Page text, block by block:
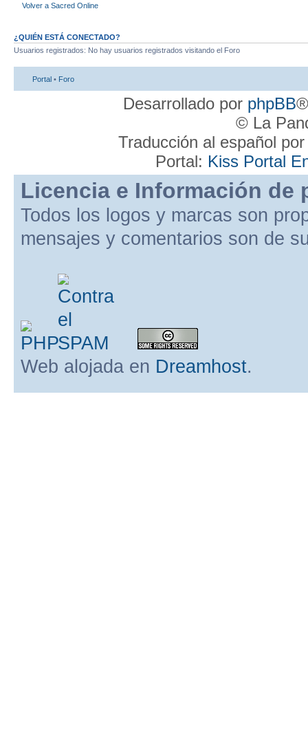
Volver a Sacred Online
¿QUIÉN ESTÁ CONECTADO?
Usuarios registrados: No hay usuarios registrados visitando el Foro
Portal • Foro
Desarrollado por phpBB
© La
Traducción al español
Portal: Kiss Portal
Licencia e Información de
Todos los logos y marcas son
mensajes y comentarios son de
Web alojada en Dreamhost.